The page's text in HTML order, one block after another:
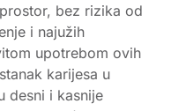
bez rizika od
i najužih
upotrebom ovih
karijesa u
desni i kasnije